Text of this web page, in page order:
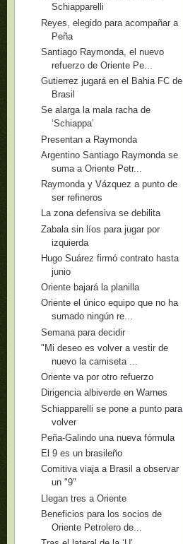
Schiapparelli
Reyes, elegido para acompañar a
Peña
Santiago Raymonda, el nuevo
refuerzo de Oriente Pe...
Gutierrez jugará en el Bahia FC de
Brasil
Se alarga la mala racha de
‘Schiappa’
Presentan a Raymonda
Argentino Santiago Raymonda se
suma a Oriente Petr...
Raymonda y Vázquez a punto de
ser refineros
La zona defensiva se debilita
Zabala sin líos para jugar por
izquierda
Hugo Suárez firmó contrato hasta
junio
Oriente bajará la planilla
Oriente el único equipo que no ha
sumado ningún re...
Semana para decidir
"Mi deseo es volver a vestir de
nuevo la camiseta ...
Oriente va por otro refuerzo
Dirigencia albiverde en Warnes
Schiapparelli se pone a punto para
volver
Peña-Galindo una nueva fórmula
El 9 es un brasileño
Comitiva viaja a Brasil a observar
un "9"
Llegan tres a Oriente
Beneficios para los socios de
Oriente Petrolero de...